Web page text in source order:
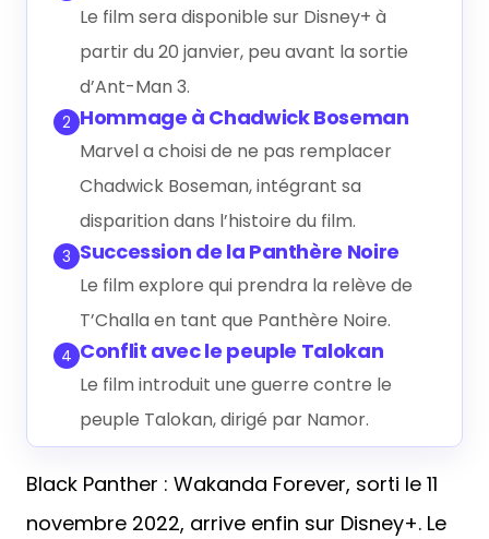
Le film sera disponible sur Disney+ à
partir du 20 janvier, peu avant la sortie
d’Ant-Man 3.
2 Hommage à Chadwick Boseman
Marvel a choisi de ne pas remplacer
Chadwick Boseman, intégrant sa
disparition dans l’histoire du film.
3 Succession de la Panthère Noire
Le film explore qui prendra la relève de
T’Challa en tant que Panthère Noire.
4 Conflit avec le peuple Talokan
Le film introduit une guerre contre le
peuple Talokan, dirigé par Namor.
Black Panther : Wakanda Forever, sorti le 11
novembre 2022, arrive enfin sur Disney+. Le